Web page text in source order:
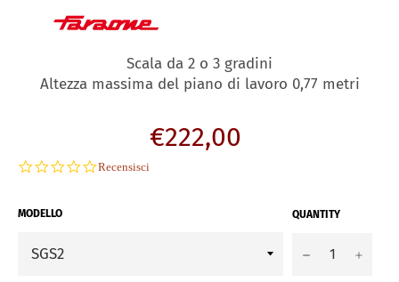
Scala da 2 o 3 gradini
Altezza massima del piano di lavoro 0,77 metri
Regular
€222,00
0.0
Recensisci
MODELLO QUANTITY
− +